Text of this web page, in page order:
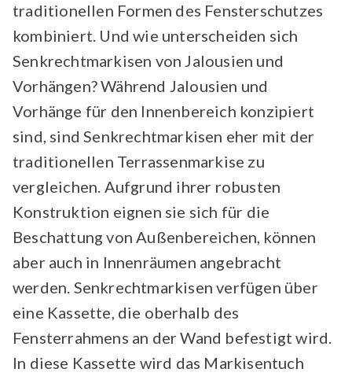
traditionellen Formen des Fensterschutzes
kombiniert. Und wie unterscheiden sich
Senkrechtmarkisen von Jalousien und
Vorhängen? Während Jalousien und
Vorhänge für den Innenbereich konzipiert
sind, sind Senkrechtmarkisen eher mit der
traditionellen Terrassenmarkise zu
vergleichen. Aufgrund ihrer robusten
Konstruktion eignen sie sich für die
Beschattung von Außenbereichen, können
aber auch in Innenräumen angebracht
werden. Senkrechtmarkisen verfügen über
eine Kassette, die oberhalb des
Fensterrahmens an der Wand befestigt wird.
In diese Kassette wird das Markisentuch